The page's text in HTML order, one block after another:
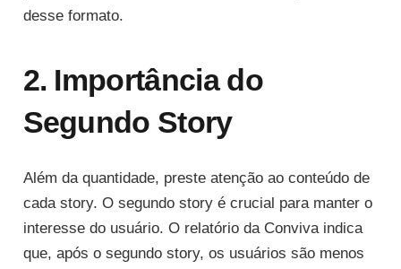
desse formato.
2. Importância do
Segundo Story
Além da quantidade, preste atenção ao conteúdo de
cada story. O segundo story é crucial para manter o
interesse do usuário. O relatório da Conviva indica
que, após o segundo story, os usuários são menos